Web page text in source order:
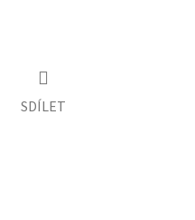
SDÍLET